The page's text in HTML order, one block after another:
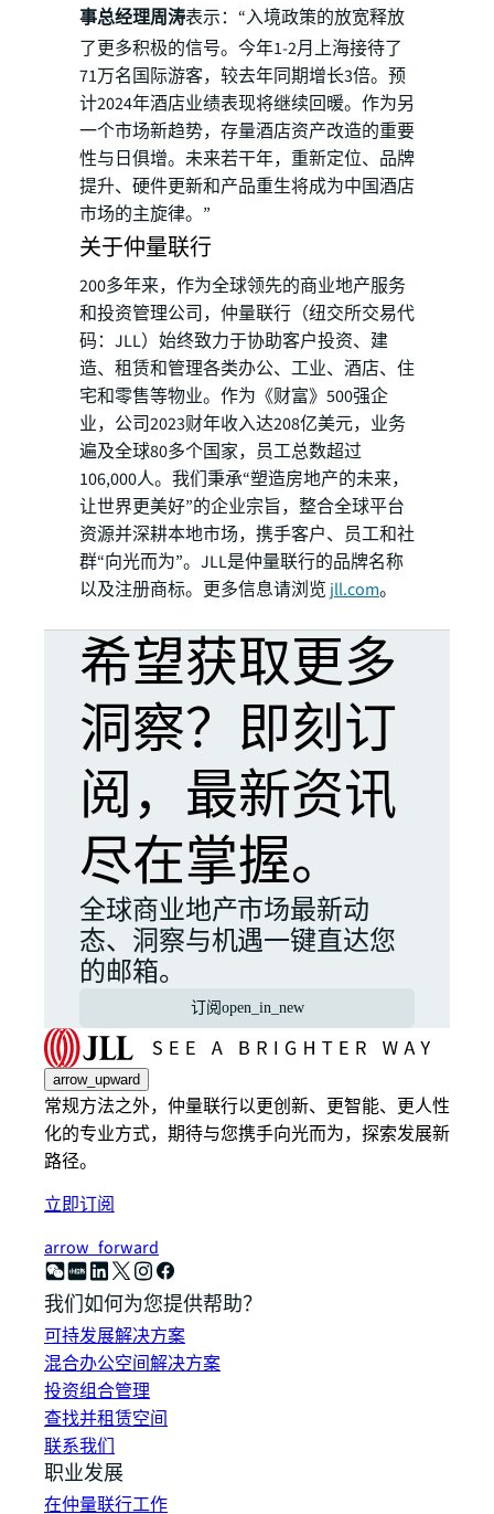
事总经理周涛表示：“入境政策的放宽释放
了更多积极的信号。今年1-2月上海接待了
71万名国际游客，较去年同期增长3倍。预
计2024年酒店业绩表现将继续回暖。作为另
一个市场新趋势，存量酒店资产改造的重要
性与日俱增。未来若干年，重新定位、品牌
提升、硬件更新和产品重生将成为中国酒店
市场的主旋律。”
关于仲量联行
200多年来，作为全球领先的商业地产服务
和投资管理公司，仲量联行（纽交所交易代
码：JLL）始终致力于协助客户投资、建
造、租赁和管理各类办公、工业、酒店、住
宅和零售等物业。作为《财富》500强企
业，公司2023财年收入达208亿美元，业务
遍及全球80多个国家，员工总数超过
106,000人。我们秉承“塑造房地产的未来，
让世界更美好”的企业宗旨，整合全球平台
资源并深耕本地市场，携手客户、员工和社
群“向光而为”。JLL是仲量联行的品牌名称
以及注册商标。更多信息请浏览 jll.com。
希望获取更多
洞察？即刻订
阅，最新资讯
尽在掌握。
全球商业地产市场最新动
态、洞察与机遇一键直达您
的邮箱。
订阅 open_in_new
arrow_upward
常规方法之外，仲量联行以更创新、更智能、更人性
化的专业方式，期待与您携手向光而为，探索发展新
路径。
立即订阅
arrow_forward
我们如何为您提供帮助？
可持发展解决方案
混合办公空间解决方案
投资组合管理
查找并租赁空间
联系我们
职业发展
在仲量联行工作